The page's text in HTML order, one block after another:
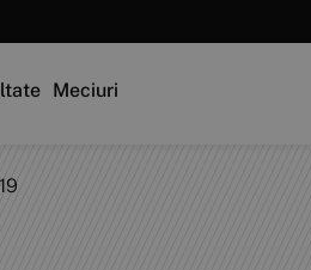
Meciuri